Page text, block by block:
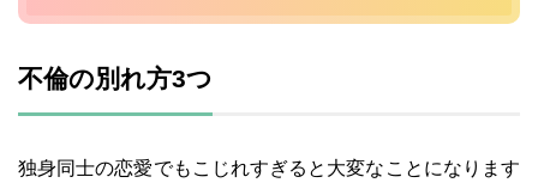
不倫の別れ方3つ
独身同士の恋愛でもこじれすぎると大変なことになります